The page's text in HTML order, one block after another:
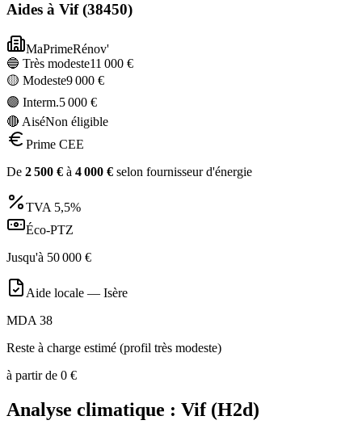
Aides à Vif(38450)
MaPrimeRénov'
🔵 Très modeste11 000 €
🟡 Modeste9 000 €
🟣 Interm.5 000 €
🔴 AiséNon éligible
Prime CEE
De 2 500 € à 4 000 € selon fournisseur d'énergie
TVA 5,5%
Éco-PTZ
Jusqu'à 50 000 €
Aide locale — Isère
MDA 38
Reste à charge estimé (profil très modeste)
à partir de 0 €
Analyse climatique : Vif(H2d)